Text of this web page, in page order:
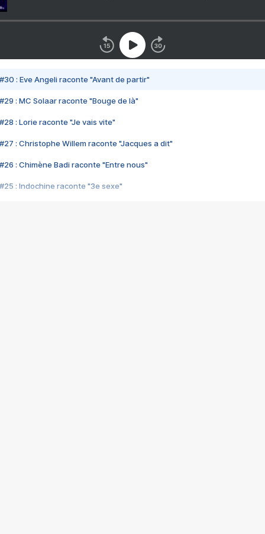
#30 : Eve Angeli raconte "Avant de partir"
#29 : MC Solaar raconte "Bouge de là"
#28 : Lorie raconte "Je vais vite"
#27 : Christophe Willem raconte "Jacques a dit"
#26 : Chimène Badi raconte "Entre nous"
#25 : Indochine raconte "3e sexe"